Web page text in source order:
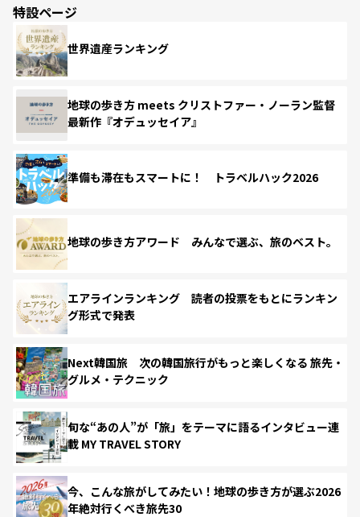
特設ページ
世界遺産ランキング
地球の歩き方 meets クリストファー・ノーラン監督
最新作『オデュッセイア』
準備も滞在もスマートに！ トラベルハック2026
地球の歩き方アワード みんなで選ぶ、旅のベスト。
エアラインランキング 読者の投票をもとにランキン
グ形式で発表
Next韓国旅 次の韓国旅行がもっと楽しくなる 旅先・
グルメ・テクニック
旬な“あの人”が「旅」をテーマに語るインタビュー連
載 MY TRAVEL STORY
今、こんな旅がしてみたい！地球の歩き方が選ぶ2026
年絶対行くべき旅先30